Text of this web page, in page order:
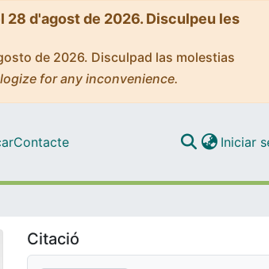
d'agost de 2026. Disculpeu les
de 2026. Disculpad las molestias
for any inconvenience.
Contacte Iniciar
Citació